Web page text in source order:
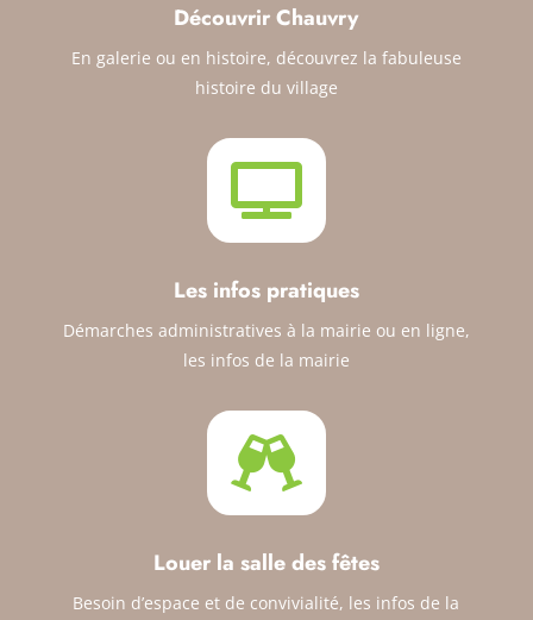
Découvrir Chauvry
En galerie ou en histoire, découvrez la fabuleuse
histoire du village

Les infos pratiques
Démarches administratives à la mairie ou en ligne,
les infos de la mairie

Louer la salle des fêtes
Besoin d’espace et de convivialité, les infos de la